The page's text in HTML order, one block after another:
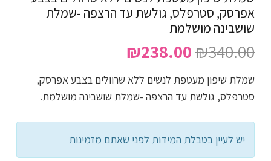
אפרסק, סטרפלס, גולשת עד הרצפה -שמלת
שושבינה מושלמת
₪340.00 המחיר
היה:
₪340.00.
₪238.00
הוא:
₪238.00.
שמלת שיפון מעטפת לנשים ללא שרוולים בצבע אפרסק,
סטרפלס, גולשת עד הרצפה -שמלת שושבינה מושלמת.
יש לעיין בטבלת המידות לפני שאתם מזמינות